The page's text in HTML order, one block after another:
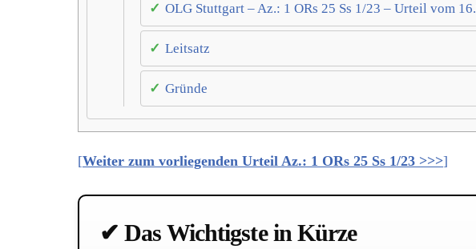
OLG Stuttgart – Az.: 1 ORs 25 Ss 1/23 – Urteil vom
Leitsatz
Gründe
[Weiter zum vorliegenden Urteil Az.: 1 ORs 25 Ss 1/23 >>>]
✔ Das Wichtigste in Kürze